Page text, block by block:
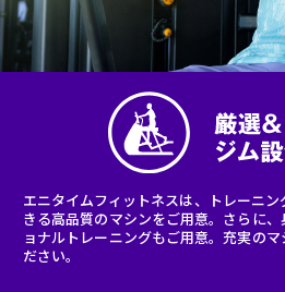
エニタイムフィットネスは、トレーニ
きる高品質のマシンをご用意。さらに
ョナルトレーニングもご用意。充実の
ださい。